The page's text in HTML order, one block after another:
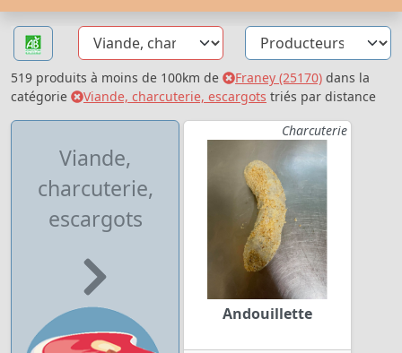
519 produits à moins de 100km de Franey (25170) dans la
catégorie
Viande, charcuterie, escargots triés par distance
Viande,
charcuterie,
escargots
Charcuterie
Andouillette